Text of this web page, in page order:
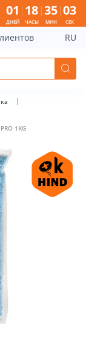
01
ДНЕЙ
18
ЧАСЫ
35
МИН
03
СЕК
RU
1KG